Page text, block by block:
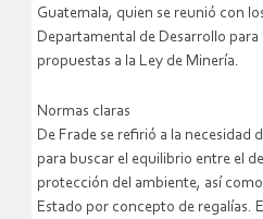
Guatemala, quien se reunió con
Departamental de Desarrollo para
propuestas a la Ley de Minería.
Normas claras
De Frade se refirió a la necesidad
para buscar el equilibrio entre el
protección del ambiente, así
Estado por concepto de regalías.